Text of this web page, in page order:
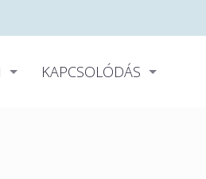
KAPCSOLÓDÁS